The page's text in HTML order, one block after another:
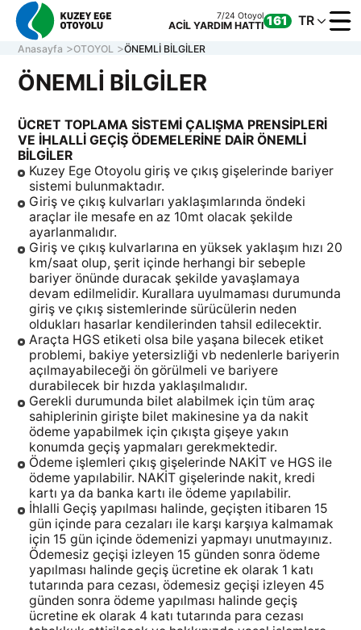
7/24 Otoyol
ACİL YARDIM HATTI 161 TR
OTOYOL
ONLINE
Müşteri Hizmetleri
Hafta içi 08:30 - 17:30
0 850 577 35 35
7/24 Otoyol
ACİL YARDIM HATTI 161
Anasayfa OTOYOL ÖNEMLİ BİLGİLER
ÖNEMLİ BİLGİLER
ÜCRET TOPLAMA SİSTEMİ ÇALIŞMA PRENSİPLERİ
VE İHLALLİ GEÇİŞ ÖDEMELERİNE DAİR ÖNEMLİ
BİLGİLER
Kuzey Ege Otoyolu giriş ve çıkış gişelerinde bariyer
sistemi bulunmaktadır.
Giriş ve çıkış kulvarları yaklaşımlarında öndeki
araçlar ile mesafe en az 10mt olacak şekilde
ayarlanmalıdır.
Giriş ve çıkış kulvarlarına en yüksek yaklaşım hızı 20
km/saat olup, şerit içinde herhangi bir sebeple
bariyer önünde duracak şekilde yavaşlamaya
devam edilmelidir. Kurallara uyulmaması durumunda
giriş ve çıkış sistemlerinde sürücülerin neden
oldukları hasarlar kendilerinden tahsil edilecektir.
Araçta HGS etiketi olsa bile yaşana bilecek etiket
problemi, bakiye yetersizliği vb nedenlerle bariyerin
açılmayabileceği ön görülmeli ve bariyere
durabilecek bir hızda yaklaşılmalıdır.
Gerekli durumunda bilet alabilmek için tüm araç
sahiplerinin girişte bilet makinesine ya da nakit
ödeme yapabilmek için çıkışta gişeye yakın
konumda geçiş yapmaları gerekmektedir.
Ödeme işlemleri çıkış gişelerinde NAKİT ve HGS ile
ödeme yapılabilir. NAKİT gişelerinde nakit, kredi
kartı ya da banka kartı ile ödeme yapılabilir.
İhlalli Geçiş yapılması halinde, geçişten itibaren 15
gün içinde para cezaları ile karşı karşıya kalmamak
için 15 gün içinde ödemenizi yapmayı unutmayınız.
Ödemesiz geçişi izleyen 15 günden sonra ödeme
yapılması halinde geçiş ücretine ek olarak 1 katı
tutarında para cezası, ödemesiz geçişi izleyen 45
günden sonra ödeme yapılması halinde geçiş
ücretine ek olarak 4 katı tutarında para cezası